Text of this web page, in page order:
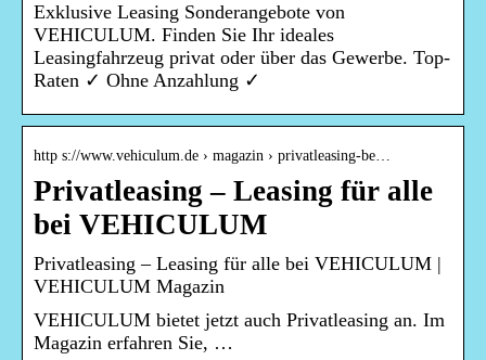
Exklusive Leasing Sonderangebote von
VEHICULUM. Finden Sie Ihr ideales
Leasingfahrzeug privat oder über das Gewerbe. Top-
Raten ✓ Ohne Anzahlung ✓
http s://www.vehiculum.de › magazin › privatleasing-be…
Privatleasing – Leasing für alle
bei VEHICULUM
Privatleasing – Leasing für alle bei VEHICULUM |
VEHICULUM Magazin
VEHICULUM bietet jetzt auch Privatleasing an. Im
Magazin erfahren Sie, …